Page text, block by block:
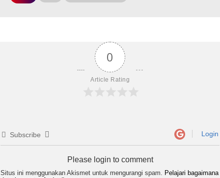
0
Article Rating
Subscribe Login
Please login to comment
Situs ini menggunakan Akismet untuk mengurangi spam. Pelajari bagaimana